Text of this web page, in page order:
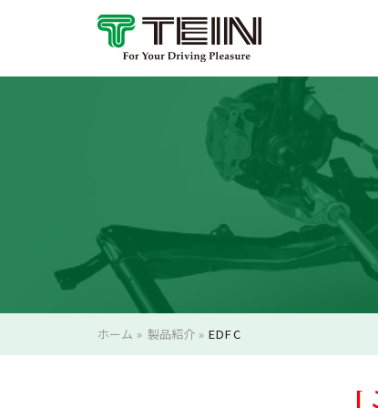
ホーム » 製品紹介»EDFC
[